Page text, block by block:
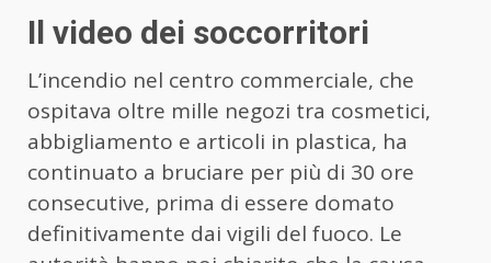
Il video dei soccorritori
L’incendio nel centro commerciale, che
ospitava oltre mille negozi tra cosmetici,
abbigliamento e articoli in plastica, ha
continuato a bruciare per più di 30 ore
consecutive, prima di essere domato
definitivamente dai vigili del fuoco. Le